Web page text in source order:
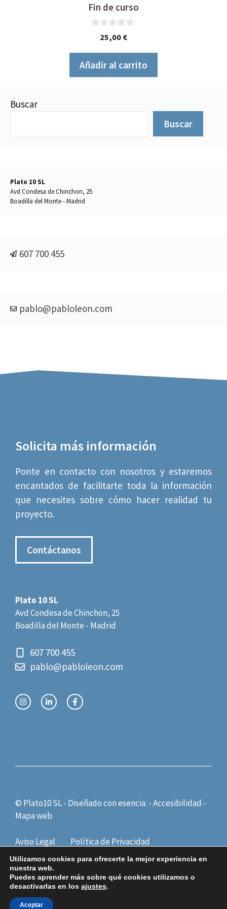
Fin de curso
25,00 €
Añadir al carrito
Buscar
Buscar
Plato 10 SL
Avd Condesa de Chinchon, 25
Boadilla del Monte - Madrid
607 700 455
pablo@pabloleon.com
Solicita más información
Ponte en contacto con nosotros y estaremos
encantados de facilitarte toda la información
que necesites sobre cómo hacer realidad tu
proyecto.
Contáctanos
Plato 10 SL
Avd Condesa de Chinchon, 25
Boadilla del Monte - Madrid
607 700 455
pablo@pabloleon.com
© Plato10 SL - Diseñado conesencia. -Accesibilidad -
Mapa web
Aviso Legal
Política de Privacidad
Política de Cookies
Utilizamos cookies para ofrecerte la mejor experiencia en
nuestra web.
Puedes aprender más sobre qué cookies utilizamos o
desactivarlas en los ajustes.
Aceptar